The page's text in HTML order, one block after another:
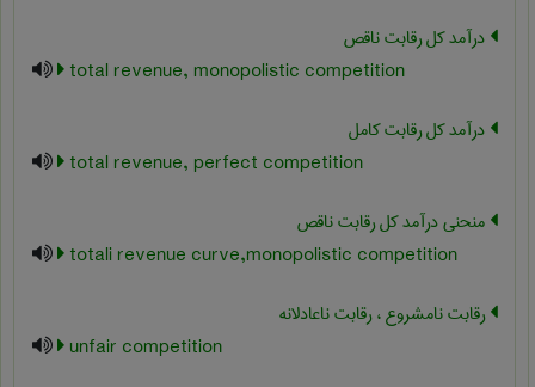
درآمد کل رقابت ناقص
total revenue, monopolistic competition
درآمد کل رقابت کامل
total revenue, perfect competition
منحنی درآمد کل رقابت ناقص
totali revenue curve,monopolistic competition
رقابت نامشروع ، رقابت ناعادلانه
unfair competition